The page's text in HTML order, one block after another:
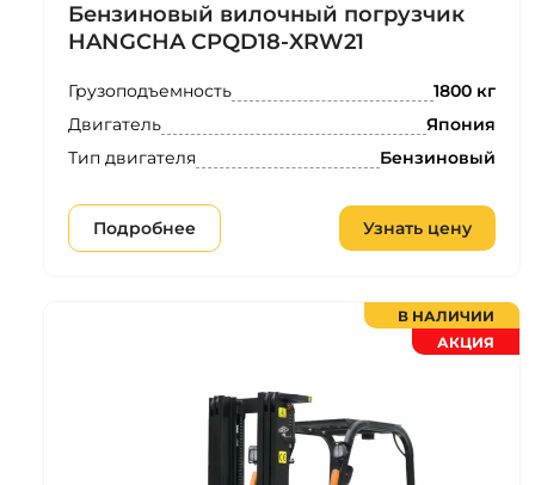
Бензиновый вилочный погрузчик
HANGCHA CPQD18-XRW21
Грузоподъемность 1800 кг
Двигатель Япония
Тип двигателя Бензиновый
Подробнее Узнать цену
В НАЛИЧИИ
АКЦИЯ